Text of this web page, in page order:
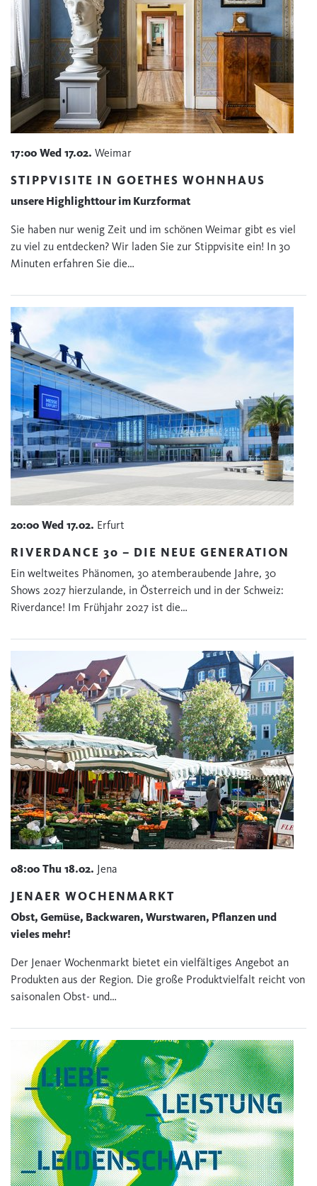
17:00 Wed 17.02. Weimar
STIPPVISITE IN GOETHES WOHNHAUS
unsere Highlighttour im Kurzformat
Sie haben nur wenig Zeit und im schönen Weimar gibt es viel
zu viel zu entdecken? Wir laden Sie zur Stippvisite ein! In 30
Minuten erfahren Sie die…
20:00 Wed 17.02. Erfurt
RIVERDANCE 30 – DIE NEUE GENERATION
Ein weltweites Phänomen, 30 atemberaubende Jahre, 30
Shows 2027 hierzulande, in Österreich und in der Schweiz:
Riverdance! Im Frühjahr 2027 ist die…
08:00 Thu 18.02. Jena
JENAER WOCHENMARKT
Obst, Gemüse, Backwaren, Wurstwaren, Pflanzen und
vieles mehr!
Der Jenaer Wochenmarkt bietet ein vielfältiges Angebot an
Produkten aus der Region. Die große Produktvielfalt reicht von
saisonalen Obst- und…